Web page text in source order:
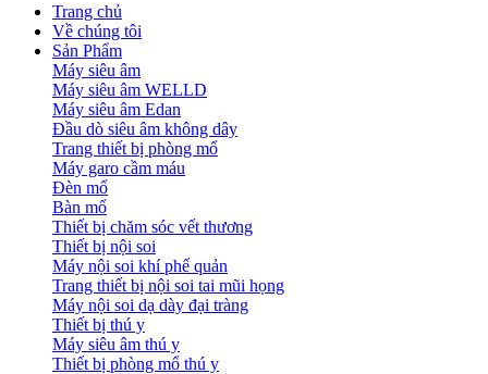
Trang chủ
Về chúng tôi
Sản Phẩm
Máy siêu âm
Máy siêu âm WELLD
Máy siêu âm Edan
Đầu dò siêu âm không dây
Trang thiết bị phòng mổ
Máy garo cầm máu
Đèn mổ
Bàn mổ
Thiết bị chăm sóc vết thương
Thiết bị nội soi
Máy nội soi khí phế quản
Trang thiết bị nội soi tai mũi họng
Máy nội soi dạ dày đại tràng
Thiết bị thú y
Máy siêu âm thú y
Thiết bị phòng mổ thú y